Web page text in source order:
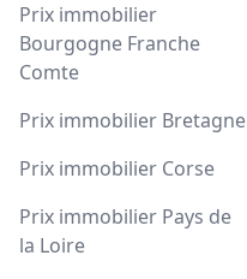
Prix immobilier
Bourgogne Franche
Comte
Prix immobilier Bretagne
Prix immobilier Corse
Prix immobilier Pays de
la Loire